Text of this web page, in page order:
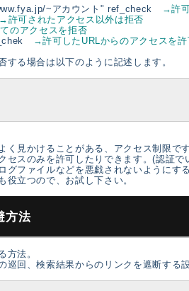
~アカウント" ref_check
→許
→許可されたアクセス以外は拒否
のアクセスを拒否
→許可したURLからのアクセスを許
する場合は以下のように記述します。
く見かけることがある、アクセス制限で
セスのみを許可したりできます。(認証で
グファイルなどを悪戯されないようにす
役立つので、お試し下さい。
方法
方法。
巡回、検索結果からのリンクを遮断する